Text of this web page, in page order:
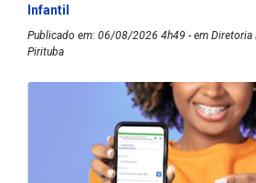
Infantil
Publicado em: 06/08/2026 4h49 - em Diretoria
Pirituba